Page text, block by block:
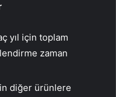
yıl için toplam
zaman
diğer ürünlere